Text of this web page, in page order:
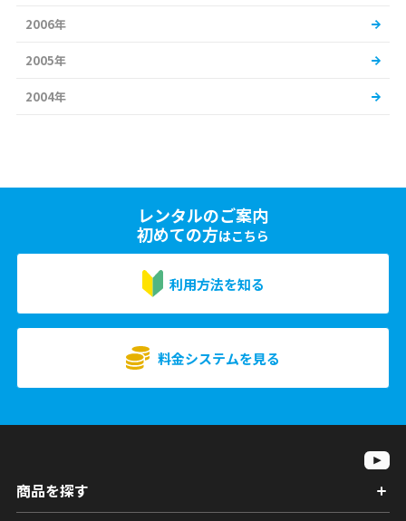
2006年
2005年
2004年
レンタルのご案内
初めての方はこちら
利用方法を知る
料金システムを見る
商品を探す